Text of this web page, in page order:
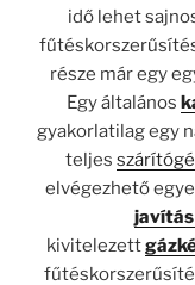
idő lehet
része már egy
Egy általános
gyakorlatilag egy
teljes
elvégezhető
kivitelezett